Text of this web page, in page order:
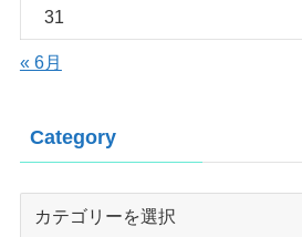
31
« 6月
Category
Category